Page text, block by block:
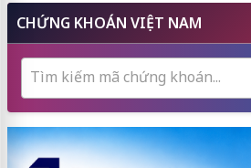
CHỨNG KHOÁN VIỆT NAM
Tìm kiếm mã chứng khoán...